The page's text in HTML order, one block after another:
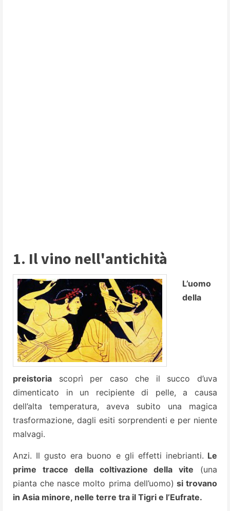
1. Il vino nell'antichità
L’uomo
della
preistoria scoprì per caso che il succo d’uva
dimenticato in un recipiente di pelle, a causa
dell’alta temperatura, aveva subito una magica
trasformazione, dagli esiti sorprendenti e per niente
malvagi.
Anzi. Il gusto era buono e gli effetti inebrianti. Le
prime tracce della coltivazione della vite (una
pianta che nasce molto prima dell’uomo) si trovano
in Asia minore, nelle terre tra il Tigri e l’Eufrate.